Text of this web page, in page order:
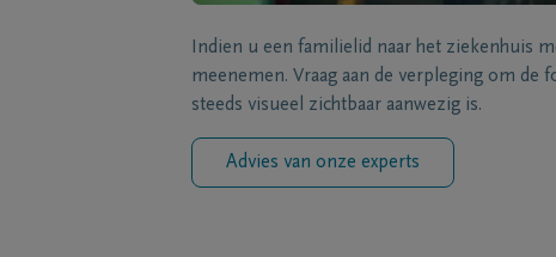
Indien u een familielid naar het ziekenhuis
meenemen. Vraag aan de verpleging om de
steeds visueel zichtbaar aanwezig is.
Advies van onze experts